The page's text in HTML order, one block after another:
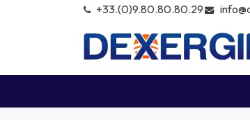
+͏33.(0)9.80.80.80.29